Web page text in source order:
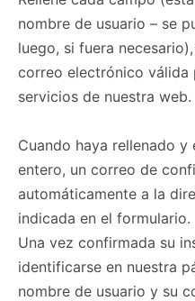
nombre de usuario – se
luego, si fuera
correo electrónico
servicios de nuestra web.
Cuando haya rellenado
entero, un correo de
automáticamente a la
indicada en el formulario.
Una vez confirmada su
identificarse en nuestra
nombre de usuario y su